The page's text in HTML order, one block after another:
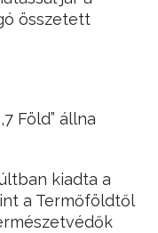
összetett
Föld” állna
kiadta a
a Termőföldtől